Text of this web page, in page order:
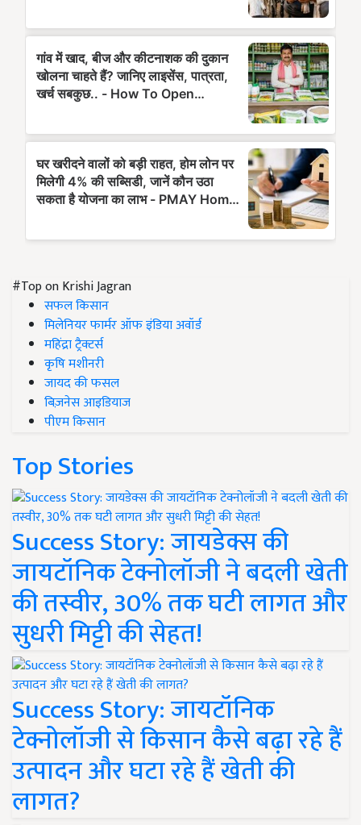
#Top on Krishi Jagran
सफल किसान
मिलेनियर फार्मर ऑफ इंडिया अवॉर्ड
महिंद्रा ट्रैक्टर्स
कृषि मशीनरी
जायद की फसल
बिज़नेस आइडियाज
पीएम किसान
Top Stories
Success Story: जायडेक्स की
जायटॉनिक टेक्नोलॉजी ने बदली खेती
की तस्वीर, 30% तक घटी लागत और
सुधरी मिट्टी की सेहत!
Success Story: जायटॉनिक
टेक्नोलॉजी से किसान कैसे बढ़ा रहे हैं
उत्पादन और घटा रहे हैं खेती की
लागत?